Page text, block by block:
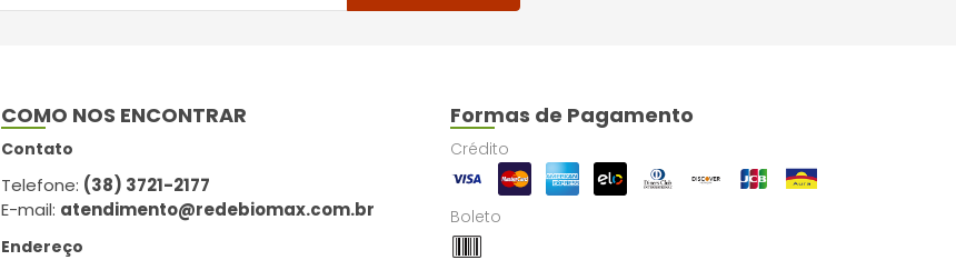
COMO NOS ENCONTRAR
Contato
Telefone: (38) 3721-2177
E-mail: atendimento@redebiomax.com.br
Endereço
Formas de Pagamento
Crédito
Boleto